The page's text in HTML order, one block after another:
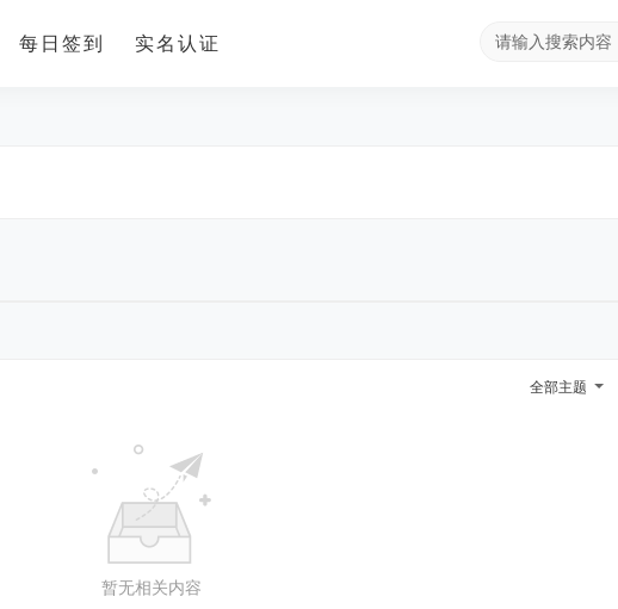
每日签到 实名认证
全部主题
暂无相关内容